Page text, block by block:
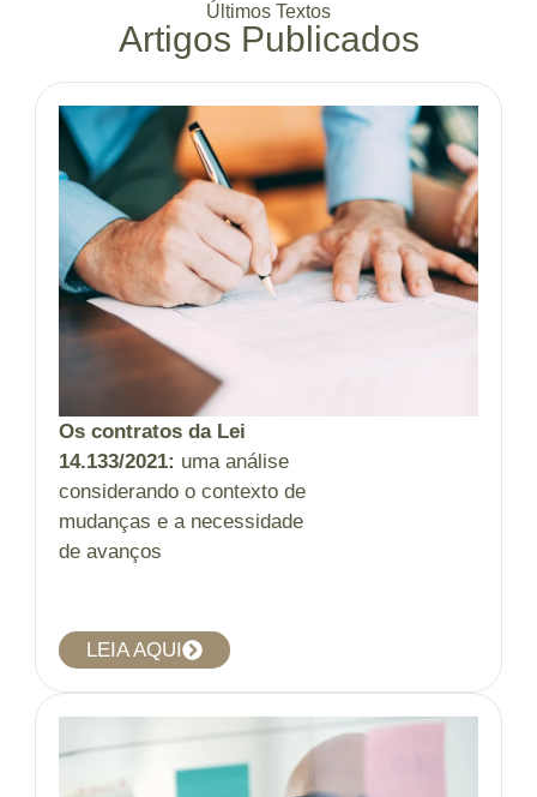
Últimos Textos
Artigos Publicados
Os contratos da Lei
14.133/2021: uma análise
considerando o contexto de
mudanças e a necessidade
de avanços
LEIA AQUI